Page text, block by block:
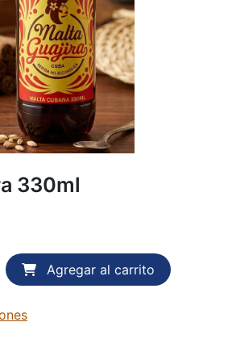
330ml
Agregar al carrito